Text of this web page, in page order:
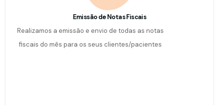
Emissão de Notas Fiscais
Realizamos a emissão e envio de todas as notas
fiscais do mês para os seus clientes/pacientes